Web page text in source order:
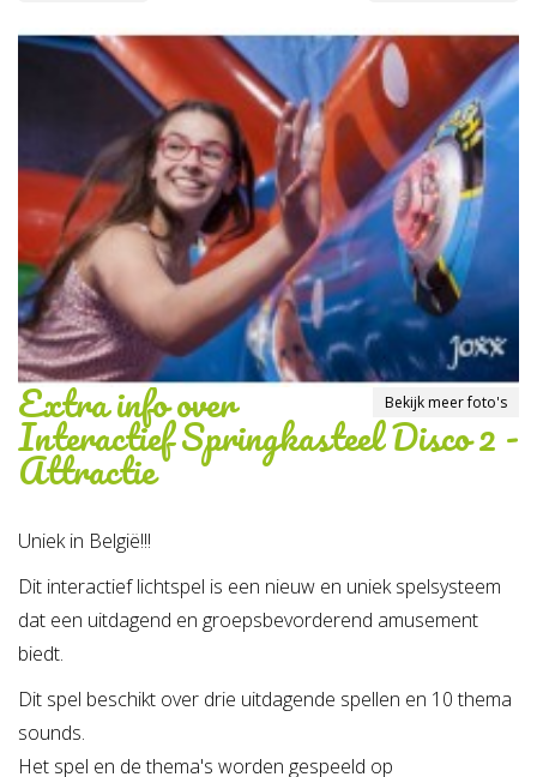
Bekijk meer foto's
Extra info over
Interactief Springkasteel Disco 2 -
Attractie
Uniek in België!!!
Dit interactief lichtspel is een nieuw en uniek spelsysteem
dat een uitdagend en groepsbevorderend amusement
biedt.
Dit spel beschikt over drie uitdagende spellen en 10 thema
sounds.
Het spel en de thema's worden gespeeld op